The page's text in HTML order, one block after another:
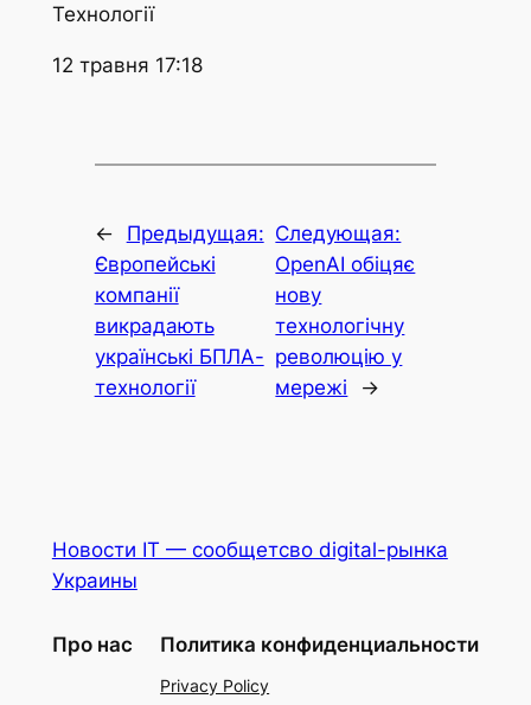
Технології
12 травня 17:18
←
Предыдущая:
Європейські
компанії
викрадають
українські БПЛА-
технології
Следующая:
OpenAI обіцяє
нову
технологічну
революцію у
мережі
→
Новости IT — сообщетсво digital-рынка
Украины
Про нас Политика конфиденциальности
Privacy Policy